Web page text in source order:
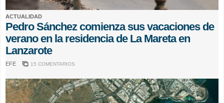
ACTUALIDAD
Pedro Sánchez comienza sus vacaciones de
verano en la residencia de La Mareta en
Lanzarote
EFE 15 COMENTARIOS